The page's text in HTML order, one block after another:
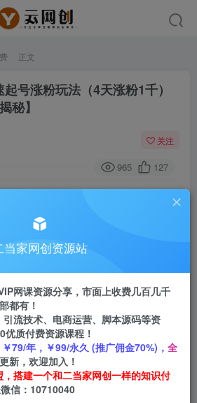
正文
号涨粉玩法（4天涨粉1千）
秘】
关注
965 127
费后查看
9.9
当家网创资源站
网课资源分享，市面上收费几百几千
都有！
流技术、电商运营、脚本源码等资
质付费资源课程！
￥79/年，￥99/永久 (推广佣金70%)， 全
新，欢迎加入！
搭建一个和二当家网创一样的知识付
信：10710040